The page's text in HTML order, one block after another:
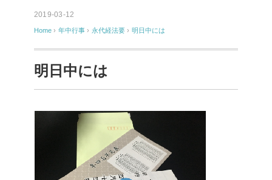
2019-03-12
Home › 年中行事 › 永代経法要 › 明日中には
明日中には